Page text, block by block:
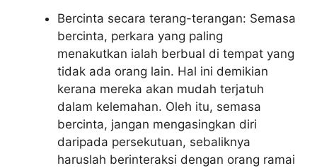
Bercinta secara terang-terangan: Semasa
bercinta, perkara yang paling
menakutkan ialah berbual di tempat yang
tidak ada orang lain. Hal ini demikian
kerana mereka akan mudah terjatuh
dalam kelemahan. Oleh itu, semasa
bercinta, jangan mengasingkan diri
daripada persekutuan, sebaliknya
haruslah berinteraksi dengan orang ramai